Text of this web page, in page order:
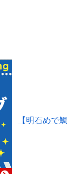
【明石めで鯛